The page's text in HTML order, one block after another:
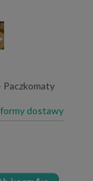
Paczkomaty
dostawy